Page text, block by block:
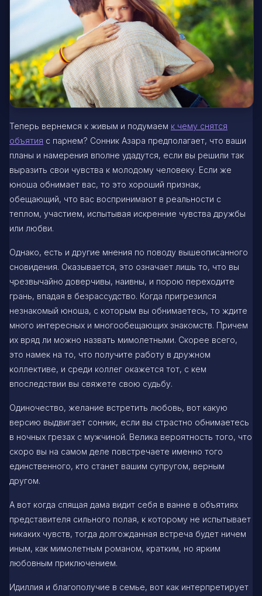
Теперь вернемся к живым и подумаем к чему снятся
объятия с парнем? Сонник Азара предполагает, что ваши
планы и намерения вполне удадутся, если вы решили так
выразить свои чувства к молодому человеку. Если же
юноша обнимает вас, то это хороший признак,
обещающий, что вас воспринимают в реальности с
теплом, участием, испытывая искренние чувства дружбы
или любви.
Однако, есть и другие мнения по поводу вышеописанного
сновидения. Оказывается, это означает лишь то, что вы
чрезвычайно доверчивы, наивны, и порою переходите
грань, впадая в безрассудство. Когда пригрезился
незнакомый юноша, с которым вы обнимаетесь, то ждите
много интересных и многообещающих знакомств. Причем
их вряд ли можно назвать мимолетными. Скорее всего,
это намек на то, что получите работу в дружном
коллективе, и среди коллег окажется тот, с кем
впоследствии вы свяжете свою судьбу.
Одиночество, желание встретить любовь, вот какую
версию выдвигает сонник, если вы страстно обнимаетесь
в ночных грезах с мужчиной. Велика вероятность того, что
скоро вы на самом деле повстречаете именно того
единственного, кто станет вашим супругом, верным
другом.
А вот когда спящая дама видит себя в ванне в объятиях
представителя сильного полая, к которому не испытывает
никаких чувств, тогда долгожданная встреча будет ничем
иным, как мимолетным романом, кратким, но ярким
любовным приключением.
Идиллия и благополучие в семье, вот как интерпретирует